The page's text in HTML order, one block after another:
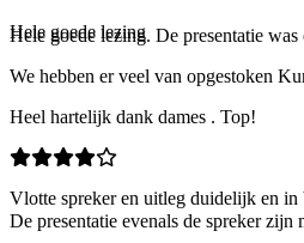
Hele goede lezing
Hele goede lezing. De presentatie
We hebben er veel van opgestoken
Heel hartelijk dank dames . Top!
Vlotte spreker en uitleg duidelijk en in
De presentatie evenals de spreker